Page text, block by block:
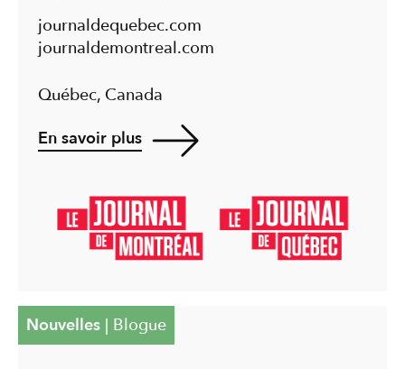
journaldequebec.com
journaldemontreal.com
Québec, Canada
En savoir plus
Nouvelles| Blogue